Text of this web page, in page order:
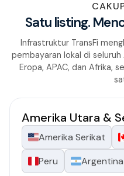
Satu listing.
Infrastruktur TransFi
pembayaran lokal di
Eropa, APAC, dan Afrika,
Amerika Utara &
Amerika Serikat
Peru
Argentina